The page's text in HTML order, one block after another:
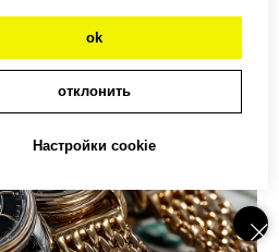
ok
отклонить
Настройки cookie